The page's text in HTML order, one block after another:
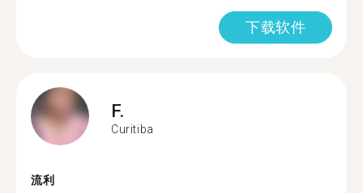
下载软件
F.
Curitiba
流利